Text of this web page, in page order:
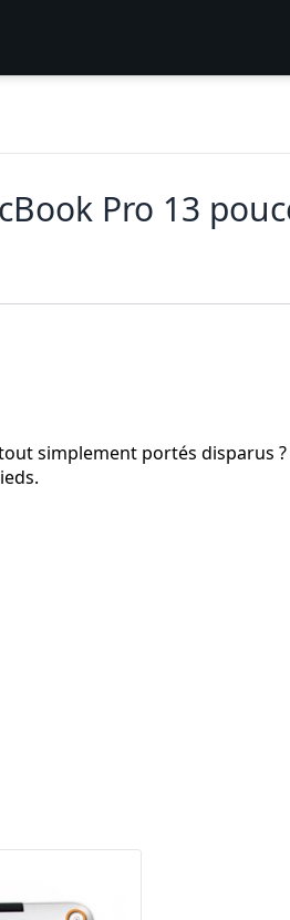
Pro 13
simplement portés disparus